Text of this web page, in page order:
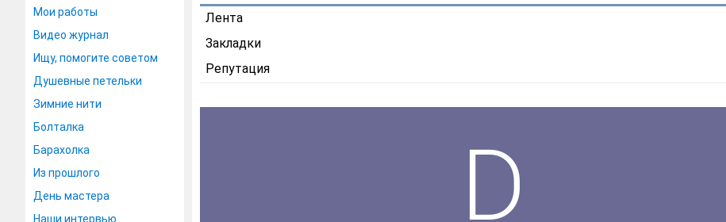
Мои работы
Видео журнал
Ищу, помогите советом
Душевные петельки
Зимние нити
Болталка
Барахолка
Из прошлого
День мастера
Наши интервью
Лента
Закладки
Репутация